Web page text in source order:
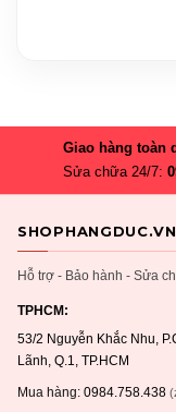
Giao hàng toàn
Sửa chữa 24/7:
SHOPHANGDUC.VN
Hỗ trợ - Bảo hành - Sửa
TPHCM:
53/2 Nguyễn Khắc Nhu,
Lãnh, Q.1, TP.HCM
Mua hàng: 0984.758.438